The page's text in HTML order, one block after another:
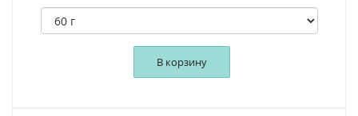
В корзину